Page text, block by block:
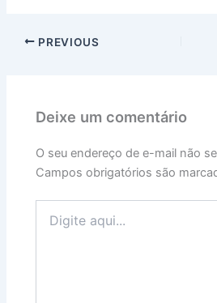
PREVIOUS
Deixe um comentário
O seu endereço de e-mail não
Campos obrigatórios são
aqui...